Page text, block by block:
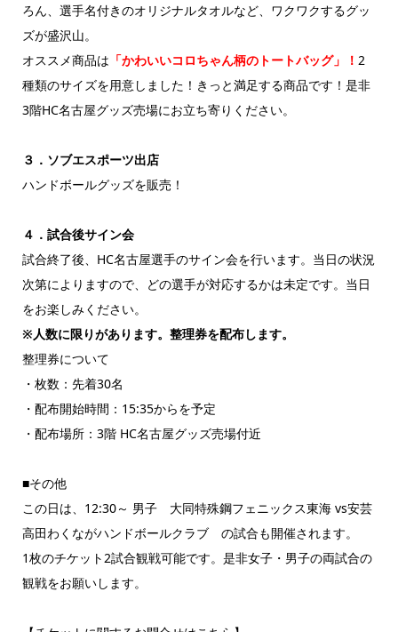
ろん、選手名付きのオリジナルタオルなど、ワクワクするグッ
ズが盛沢山。
オススメ商品は 「かわいいコロちゃん柄のトートバッグ」！ 2
種類のサイズを用意しました！きっと満足する商品です！是非
3階HC名古屋グッズ売場にお立ち寄りください。
３．ソブエスポーツ出店
ハンドボールグッズを販売！
４．試合後サイン会
試合終了後、HC名古屋選手のサイン会を行います。当日の状況
次第によりますので、どの選手が対応するかは未定です。当日
をお楽しみください。
※人数に限りがあります。整理券を配布します。
整理券について
・枚数：先着30名
・配布開始時間：15:35からを予定
・配布場所：3階 HC名古屋グッズ売場付近
■その他
この日は、12:30～ 男子 大同特殊鋼フェニックス東海 vs安芸
高田わくながハンドボールクラブ の試合も開催されます。
1枚のチケット2試合観戦可能です。是非女子・男子の両試合の
観戦をお願いします。